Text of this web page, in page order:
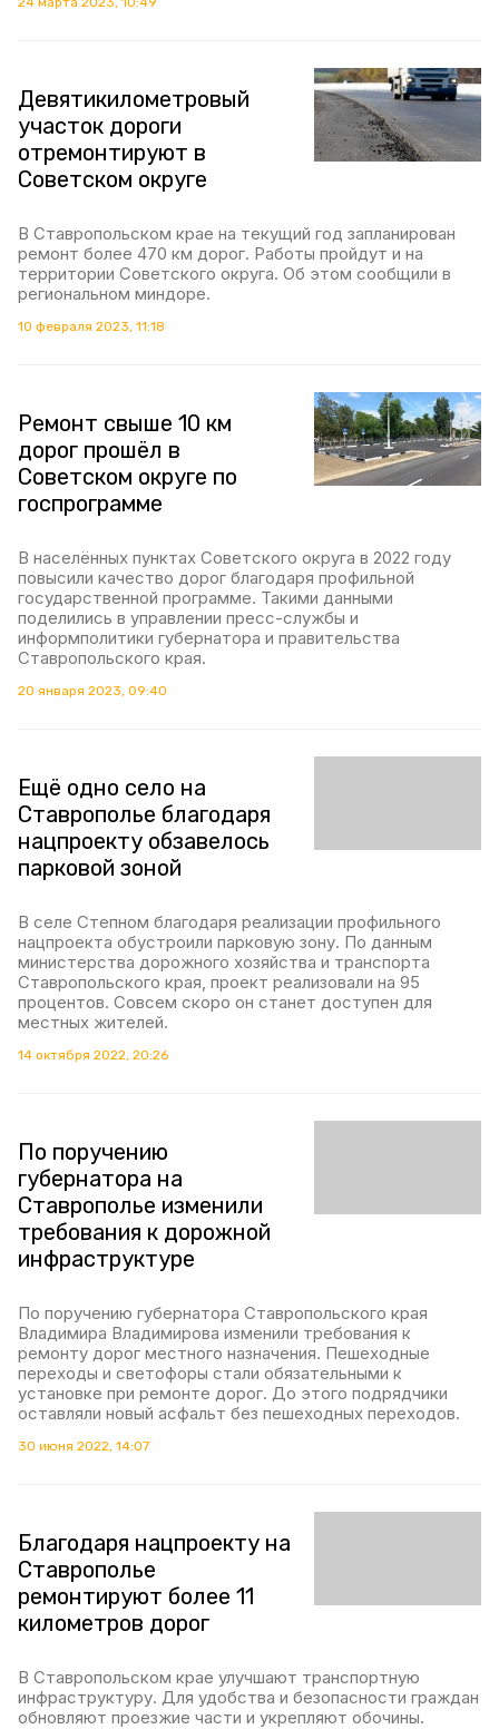
Девятикилометровый
участок дороги
отремонтируют в
Советском округе
В Ставропольском крае на текущий год запланирован
ремонт более 470 км дорог. Работы пройдут и на
территории Советского округа. Об этом сообщили в
региональном миндоре.
10 февраля 2023, 11:18
Ремонт свыше 10 км
дорог прошёл в
Советском округе по
госпрограмме
В населённых пунктах Советского округа в 2022 году
повысили качество дорог благодаря профильной
государственной программе. Такими данными
поделились в управлении пресс-службы и
информполитики губернатора и правительства
Ставропольского края.
20 января 2023, 09:40
Ещё одно село на
Ставрополье благодаря
нацпроекту обзавелось
парковой зоной
В селе Степном благодаря реализации профильного
нацпроекта обустроили парковую зону. По данным
министерства дорожного хозяйства и транспорта
Ставропольского края, проект реализовали на 95
процентов. Совсем скоро он станет доступен для
местных жителей.
14 октября 2022, 20:26
По поручению
губернатора на
Ставрополье изменили
требования к дорожной
инфраструктуре
По поручению губернатора Ставропольского края
Владимира Владимирова изменили требования к
ремонту дорог местного назначения. Пешеходные
переходы и светофоры стали обязательными к
установке при ремонте дорог. До этого подрядчики
оставляли новый асфальт без пешеходных переходов.
30 июня 2022, 14:07
Благодаря нацпроекту на
Ставрополье
ремонтируют более 11
километров дорог
В Ставропольском крае улучшают транспортную
инфраструктуру. Для удобства и безопасности граждан
обновляют проезжие части и укрепляют обочины.